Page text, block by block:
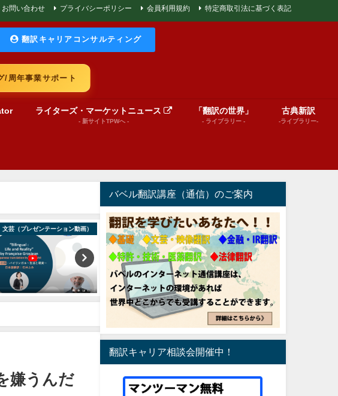
お問い合わせ プライバシーポリシー 会員利用規約 特定商取引法に基づく表記
翻訳キャリアコンサルティング
/周年事業サポート
ライターズ・マーケットニュース
- 新サイトTPWへ -
「翻訳の世界」
- ライブラリー -
古典新訳
-ライブラリー-
文芸（プレゼンテーション動画） 文芸（プレゼンテーション動画）
嫌うんだ
バベル翻訳講座（通信）のご案内
翻訳キャリア相談会開催中！